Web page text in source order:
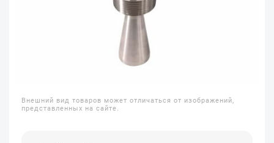
Внешний вид товаров может отличаться от изображений,
представленных на сайте.